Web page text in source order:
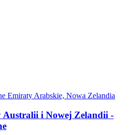
Emiraty Arabskie, Nowa Zelandia
Australii i Nowej Zelandii -